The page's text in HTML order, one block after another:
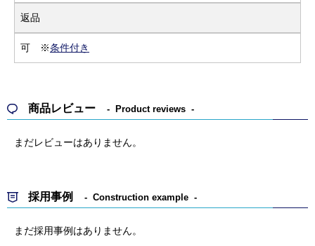
返品
可 ※条件付き
商品レビュー Product reviews
まだレビューはありません。
採用事例 Construction example
まだ採用事例はありません。